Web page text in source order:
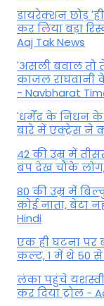
डायरेक्शन छोड़
कर लिया बड़ा
Aaj Tak News
'असली बवाल तो
काजल राघवानी
- Navbharat
'धर्मेंद्र के निधन
बारे में एक्ट्रेस ने
42 की उम्र में
बंप देख चौंके लोग,
80 की उम्र में
कोई नाता, बेटा
Hindi
एक ही घटना पर
कल्ट, 1 में थे 50 से
लंका पहुंचे
कर द‍िया ट्रोल -